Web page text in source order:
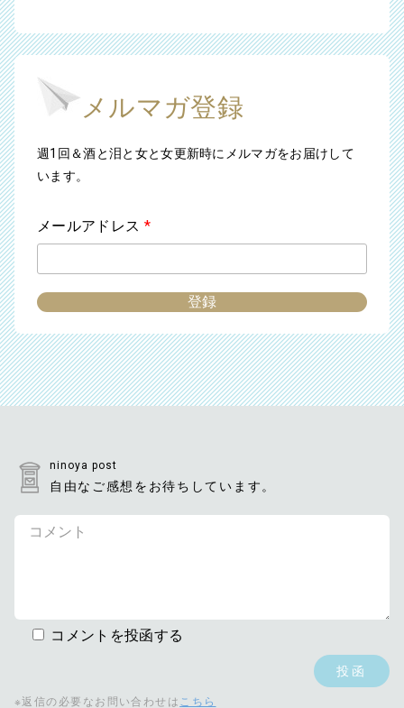
メルマガ登録
週1回＆酒と泪と女と女更新時にメルマガをお届けして
います。
メールアドレス *
ninoya post
自由なご感想をお待ちしています。
コメントを投函する
※返信の必要なお問い合わせは こちら